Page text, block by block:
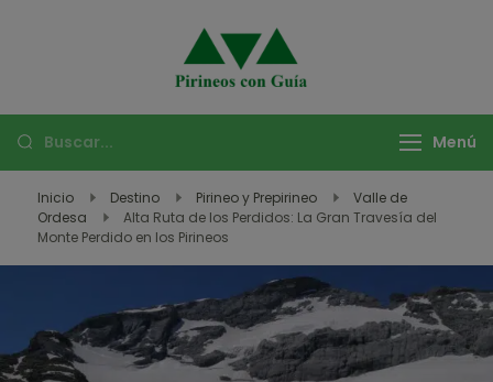
Aventuras y
Montaña
con Pirineos con Guía.
únicas de trekking,
escalada, y más en
exóticos.
Menú
Inicio Destino Pirineo y Prepirineo
Valle de
Ordesa
Alta Ruta de los Perdidos: La Gran Travesía del
Monte Perdido en los Pirineos